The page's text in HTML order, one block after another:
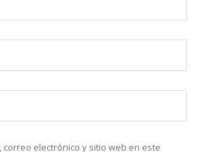
correo electrónico y sitio web en este